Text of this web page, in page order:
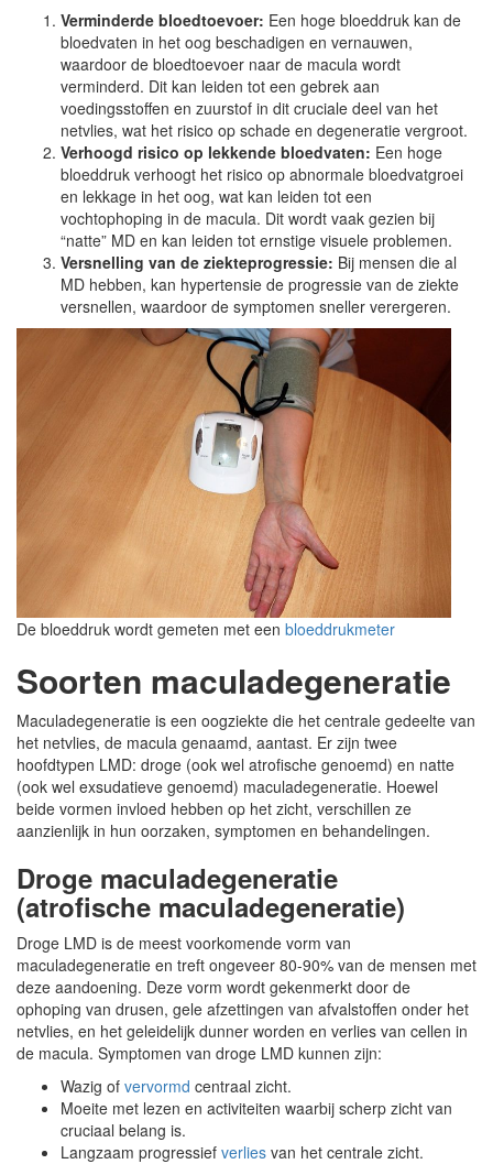
Verminderde bloedtoevoer: Een hoge bloeddruk kan de
bloedvaten in het oog beschadigen en vernauwen,
waardoor de bloedtoevoer naar de macula wordt
verminderd. Dit kan leiden tot een gebrek aan
voedingsstoffen en zuurstof in dit cruciale deel van het
netvlies, wat het risico op schade en degeneratie vergroot.
Verhoogd risico op lekkende bloedvaten: Een hoge
bloeddruk verhoogt het risico op abnormale bloedvatgroei
en lekkage in het oog, wat kan leiden tot een
vochtophoping in de macula. Dit wordt vaak gezien bij
“natte” MD en kan leiden tot ernstige visuele problemen.
Versnelling van de ziekteprogressie: Bij mensen die al
MD hebben, kan hypertensie de progressie van de ziekte
versnellen, waardoor de symptomen sneller verergeren.
De bloeddruk wordt gemeten met een bloeddrukmeter
Soorten maculadegeneratie
Maculadegeneratie is een oogziekte die het centrale gedeelte van
het netvlies, de macula genaamd, aantast. Er zijn twee
hoofdtypen LMD: droge (ook wel atrofische genoemd) en natte
(ook wel exsudatieve genoemd) maculadegeneratie. Hoewel
beide vormen invloed hebben op het zicht, verschillen ze
aanzienlijk in hun oorzaken, symptomen en behandelingen.
Droge maculadegeneratie
(atrofische maculadegeneratie)
Droge LMD is de meest voorkomende vorm van
maculadegeneratie en treft ongeveer 80-90% van de mensen met
deze aandoening. Deze vorm wordt gekenmerkt door de
ophoping van drusen, gele afzettingen van afvalstoffen onder het
netvlies, en het geleidelijk dunner worden en verlies van cellen in
de macula. Symptomen van droge LMD kunnen zijn:
Wazig of vervormd centraal zicht.
Moeite met lezen en activiteiten waarbij scherp zicht van
cruciaal belang is.
Langzaam progressief verlies van het centrale zicht.